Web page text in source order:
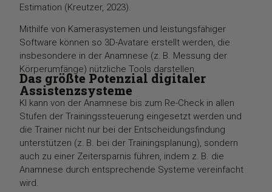
Estimation (Kreutzer, 2023).
Mithilfe von Kamerasystemen und leistungsfähiger
Software können so 3D-Avatare erstellt werden, die
insbesondere in der Anamnese (z. B. Messung der
Körperumfänge) nützliche Tools darstellen.
Das größte Potenzial digitaler
Assistenzsysteme
KI kann von der Anamnese bis zum Re-Check in allen
Stufen der Trainingssteuerung eingesetzt werden und
die Trainer nicht nur bei der Entscheidungsfindung
unterstützen (z. B. bei der Trainingsplanung), sondern
auch zu einer Zeitersparnis führen, indem z. B. die
Anamnese durch entsprechende Systeme vereinfacht
wird.